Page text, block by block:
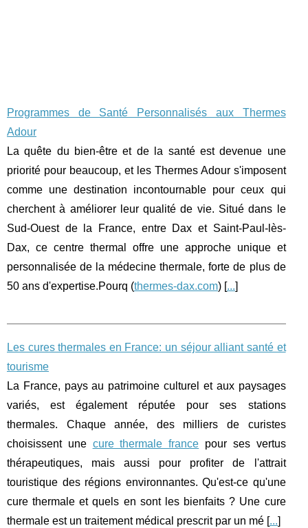
Programmes de Santé Personnalisés aux Thermes
Adour
La quête du bien-être et de la santé est devenue une
priorité pour beaucoup, et les Thermes Adour s'imposent
comme une destination incontournable pour ceux qui
cherchent à améliorer leur qualité de vie. Situé dans le
Sud-Ouest de la France, entre Dax et Saint-Paul-lès-
Dax, ce centre thermal offre une approche unique et
personnalisée de la médecine thermale, forte de plus de
50 ans d'expertise.Pourq (thermes-dax.com) [...]
Les cures thermales en France: un séjour alliant santé et
tourisme
La France, pays au patrimoine culturel et aux paysages
variés, est également réputée pour ses stations
thermales. Chaque année, des milliers de curistes
choisissent une cure thermale france pour ses vertus
thérapeutiques, mais aussi pour profiter de l'attrait
touristique des régions environnantes. Qu'est-ce qu'une
cure thermale et quels en sont les bienfaits ? Une cure
thermale est un traitement médical prescrit par un mé [...]